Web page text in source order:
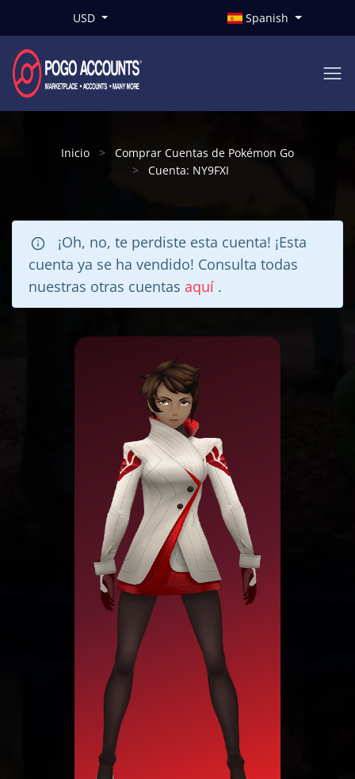
USD Spanish
Inicio
Comprar Cuentas de Pokémon Go
Cuenta: NY9FXI
¡Oh, no, te perdiste esta cuenta! ¡Esta
cuenta ya se ha vendido! Consulta todas
nuestras otras cuentas aquí .